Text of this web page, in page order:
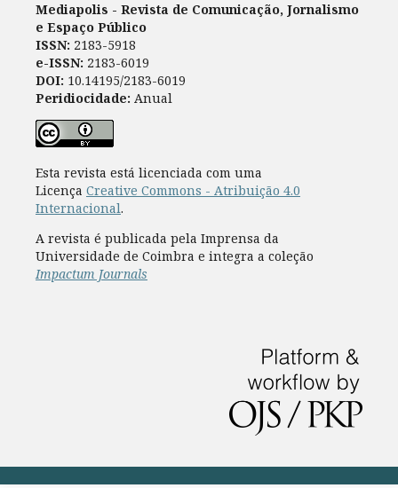
Mediapolis - Revista de Comunicação, Jornalismo
e Espaço Público
ISSN: 2183-5918
e-ISSN: 2183-6019
DOI: 10.14195/2183-6019
Peridiocidade: Anual
Esta revista está licenciada com uma
Licença Creative Commons - Atribuição 4.0
Internacional.
A revista é publicada pela Imprensa da
Universidade de Coimbra e integra a coleção
Impactum Journals